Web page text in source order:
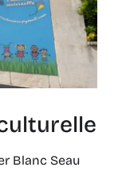
Blanc Seau